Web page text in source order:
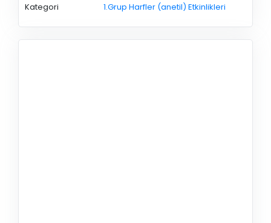
Kategori 1.Grup Harfler (anetil) Etkinlikleri